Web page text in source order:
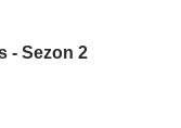
- Sezon 2